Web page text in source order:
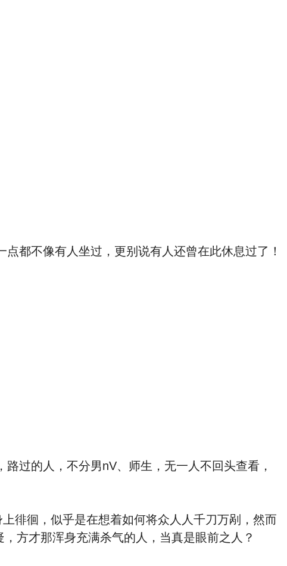
都不像有人坐过，更别说有人还曾在此休息过了！
过的人，不分男nV、师生，无一人不回头查看，
徘徊，似乎是在想着如何将众人人千刀万剐，然而
方才那浑身充满杀气的人，当真是眼前之人？